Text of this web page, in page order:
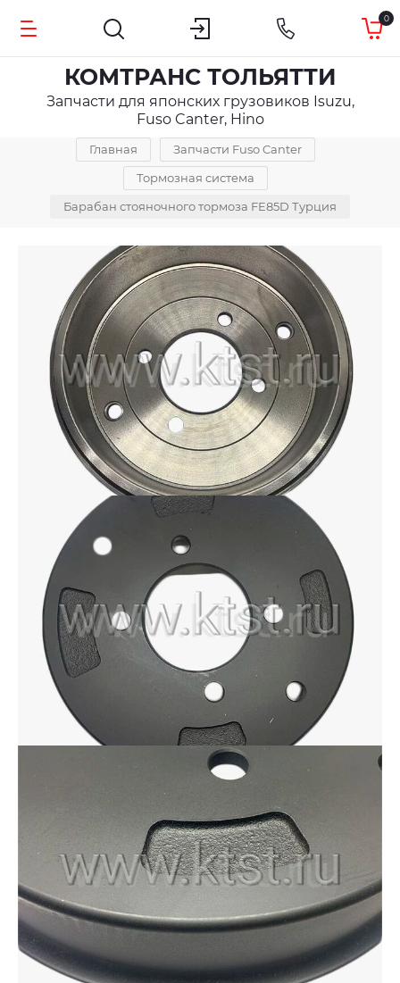
0
КОМТРАНС ТОЛЬЯТТИ
Запчасти для японских грузовиков Isuzu,
Fuso Canter, Hino
Главная
Запчасти Fuso Canter
Тормозная система
Барабан стояночного тормоза FE85D Турция